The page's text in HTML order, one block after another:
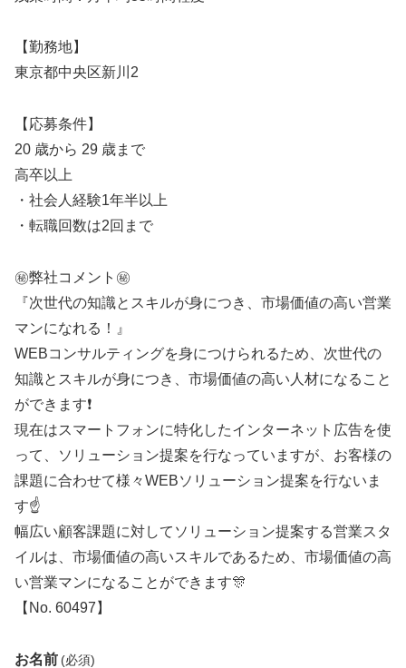
【勤務地】
東京都中央区新川2
【応募条件】
20 歳から 29 歳まで
高卒以上
・社会人経験1年半以上
・転職回数は2回まで
㊙️弊社コメント㊙️
『次世代の知識とスキルが身につき、市場価値の高い営業
マンになれる！』
WEBコンサルティングを身につけられるため、次世代の
知識とスキルが身につき、市場価値の高い人材になること
ができます❗
現在はスマートフォンに特化したインターネット広告を使
って、ソリューション提案を行なっていますが、お客様の
課題に合わせて様々WEBソリューション提案を行ないま
す☝️
幅広い顧客課題に対してソリューション提案する営業スタ
イルは、市場価値の高いスキルであるため、市場価値の高
い営業マンになることができます🎊
【No. 60497】
お名前 (必須)